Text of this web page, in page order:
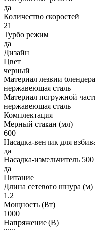
да
Количество скоростей
21
Турбо режим
да
Дизайн
Цвет
черный
Материал лезвий блендера
нержавеющая сталь
Материал погружной
нержавеющая сталь
Комплектация
Мерный стакан (мл)
600
Насадка-венчик для
да
Насадка-измельчитель
да
Питание
Длина сетевого шнура (м)
1.2
Мощность (Вт)
1000
Напряжение (В)